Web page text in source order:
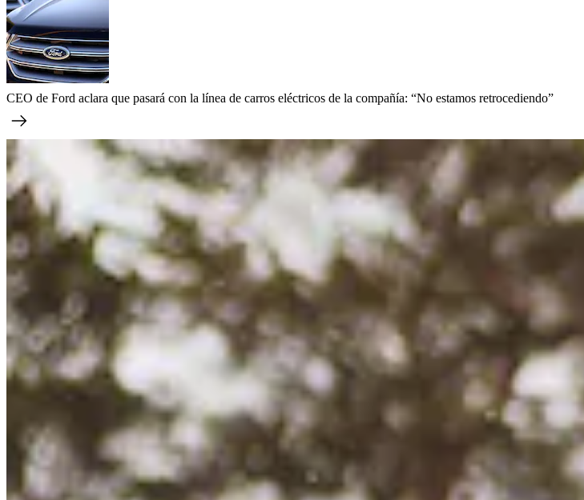
CEO de Ford aclara que pasará con la línea de carros eléctricos de la compañía: “No estamos retrocediendo”